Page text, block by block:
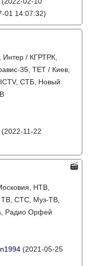
01 14:07:32)
/ КГРТРК,
35, ТЕТ / Киев,
СТБ, Новый
(2022-11-22
НТВ,
ТВ, СТС, Муз-ТВ,
Радио Орфей
(2021-05-25